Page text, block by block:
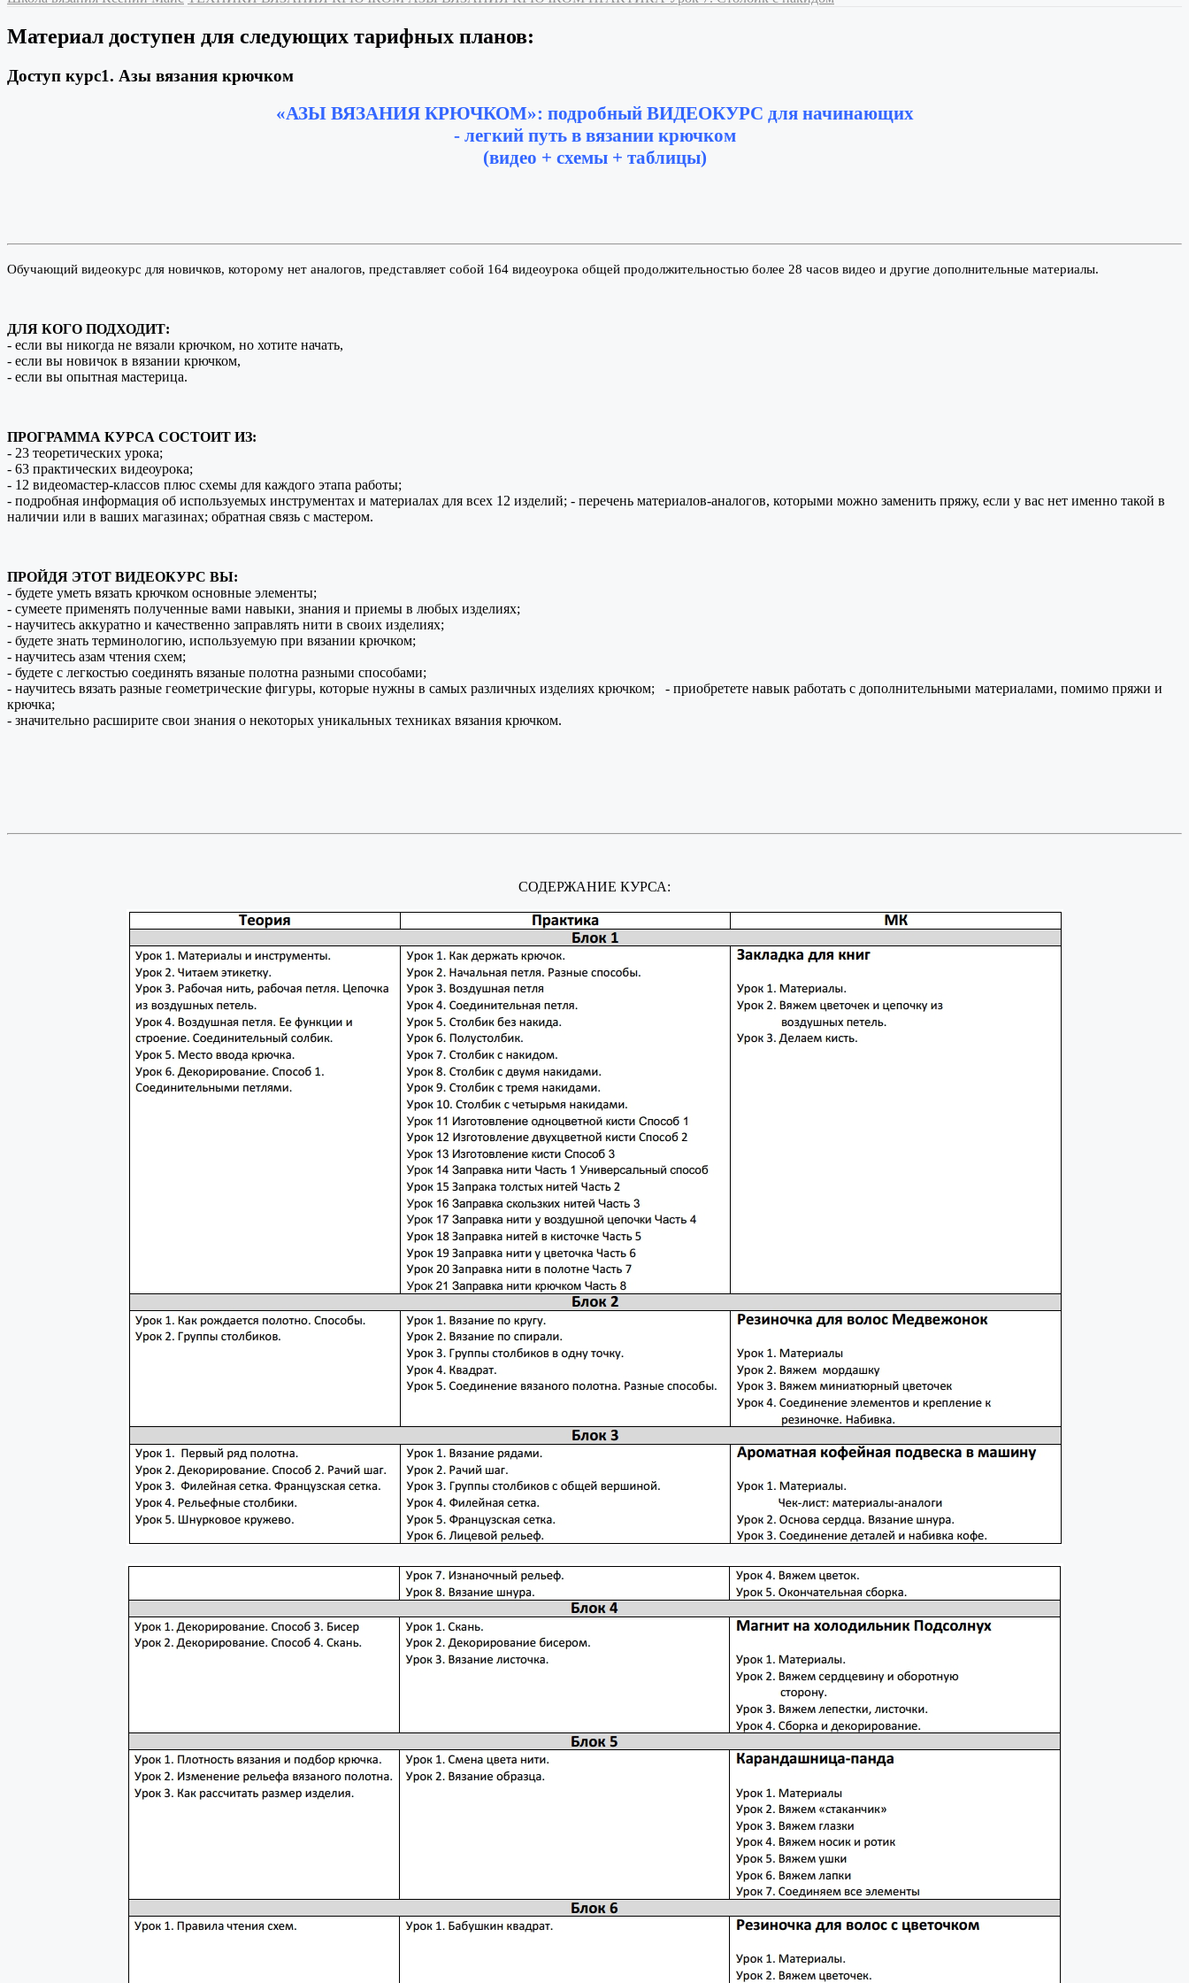
Материал доступен для следующих тарифных планов:
Доступ курс1. Азы вязания крючком
«АЗЫ ВЯЗАНИЯ КРЮЧКОМ»: подробный ВИДЕОКУРС для начинающих
- легкий путь в вязании крючком
(видео + схемы + таблицы)
Обучающий видеокурс для новичков, которому нет аналогов, представляет собой 164 видеоурока общей продолжительностью более 28 часов видео и другие дополнительные материалы.
ДЛЯ КОГО ПОДХОДИТ:
- если вы никогда не вязали крючком, но хотите начать,
- если вы новичок в вязании крючком,
- если вы опытная мастерица.
ПРОГРАММА КУРСА СОСТОИТ ИЗ:
- 23 теоретических урока;
- 63 практических видеоурока;
- 12 видеомастер-классов плюс схемы для каждого этапа работы;
- подробная информация об используемых инструментах и материалах для всех 12 изделий; - перечень материалов-аналогов, которыми можно заменить пряжу, если у вас нет именно такой в
наличии или в ваших магазинах; обратная связь с мастером.
ПРОЙДЯ ЭТОТ ВИДЕОКУРС ВЫ:
- будете уметь вязать крючком основные элементы;
- сумеете применять полученные вами навыки, знания и приемы в любых изделиях;
- научитесь аккуратно и качественно заправлять нити в своих изделиях;
- будете знать терминологию, используемую при вязании крючком;
- научитесь азам чтения схем;
- будете с легкостью соединять вязаные полотна разными способами;
- научитесь вязать разные геометрические фигуры, которые нужны в самых различных изделиях крючком; - приобретете навык работать с дополнительными материалами, помимо пряжи и
крючка;
- значительно расширите свои знания о некоторых уникальных техниках вязания крючком.
СОДЕРЖАНИЕ КУРСА: